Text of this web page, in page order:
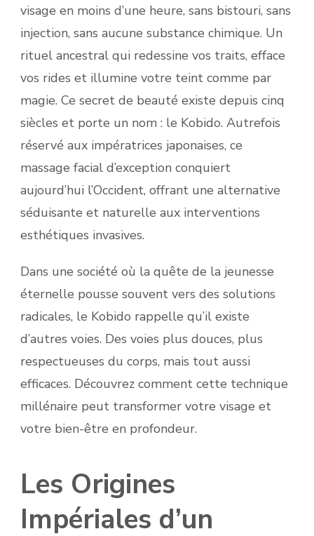
visage en moins d’une heure, sans bistouri, sans
injection, sans aucune substance chimique. Un
rituel ancestral qui redessine vos traits, efface
vos rides et illumine votre teint comme par
magie. Ce secret de beauté existe depuis cinq
siècles et porte un nom : le Kobido. Autrefois
réservé aux impératrices japonaises, ce
massage facial d’exception conquiert
aujourd’hui l’Occident, offrant une alternative
séduisante et naturelle aux interventions
esthétiques invasives.
Dans une société où la quête de la jeunesse
éternelle pousse souvent vers des solutions
radicales, le Kobido rappelle qu’il existe
d’autres voies. Des voies plus douces, plus
respectueuses du corps, mais tout aussi
efficaces. Découvrez comment cette technique
millénaire peut transformer votre visage et
votre bien-être en profondeur.
Les Origines
Impériales d’un